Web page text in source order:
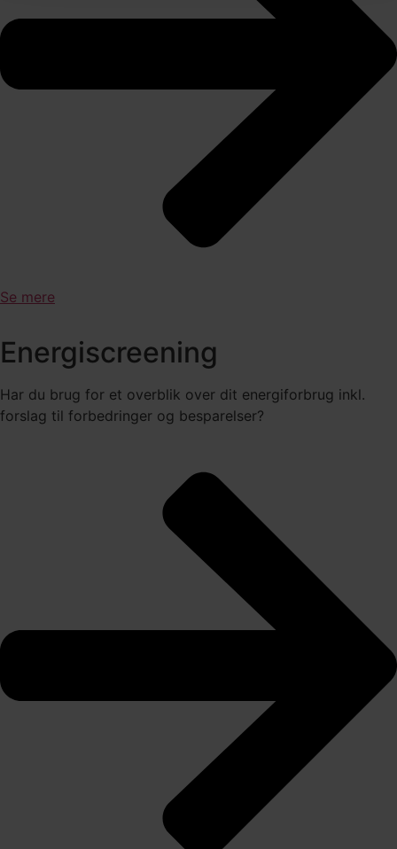
Se mere
Energiscreening
Har du brug for et overblik over dit energiforbrug inkl.
forslag til forbedringer og besparelser?